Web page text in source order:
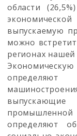
области
выпускаемую
можно
регионах нашей
определяют